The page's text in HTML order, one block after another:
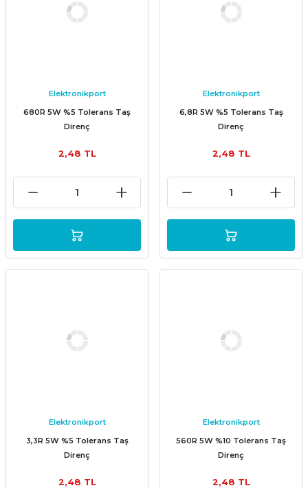
Elektronikport
680R 5W %5 Tolerans Taş
Direnç
2,48 TL
Elektronikport
6,8R 5W %5 Tolerans Taş
Direnç
2,48 TL
Elektronikport
3,3R 5W %5 Tolerans Taş
Direnç
2,48 TL
Elektronikport
560R 5W %10 Tolerans Taş
Direnç
2,48 TL